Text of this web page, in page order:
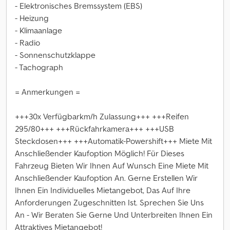
- Elektronisches Bremssystem (EBS)
- Heizung
- Klimaanlage
- Radio
- Sonnenschutzklappe
- Tachograph
= Anmerkungen =
+++30x Verfügbarkm/h Zulassung+++ +++Reifen
295/80+++ +++Rückfahrkamera+++ +++USB
Steckdosen+++ +++Automatik-Powershift+++ Miete Mit
Anschließender Kaufoption Möglich! Für Dieses
Fahrzeug Bieten Wir Ihnen Auf Wunsch Eine Miete Mit
Anschließender Kaufoption An. Gerne Erstellen Wir
Ihnen Ein Individuelles Mietangebot, Das Auf Ihre
Anforderungen Zugeschnitten Ist. Sprechen Sie Uns
An - Wir Beraten Sie Gerne Und Unterbreiten Ihnen Ein
Attraktives Mietangebot!